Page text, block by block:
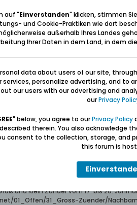
er auch enthalten - mithin ist er ein
ich an, dass es sich um eine Art
Reserve, im Feld, gestorben 18ten Sept.
WK I üblich, die Leichen gefallener
transportieren?
vor Ort verscharrt?
sich seiner erinnert!" - Afrikanisches
Adressbücher, Literatur,
und Klein Zünder vom 17. bis 20.
01_Offen/31_Gross-Zuender/
auf "Einverstanden" klicken, stimmen
und Cookie-Praktiken wie dort
außerhalb Ihres Landes
Ihrer Daten in dem Land, in dem
data about users of our site,
services, personalize advertising, and to
our users with our advertising and
ourPrivacy
" below, you agree to ourPrivacy Policy
therein. You also acknowledge
consent to the collection, storage, and
this forum is